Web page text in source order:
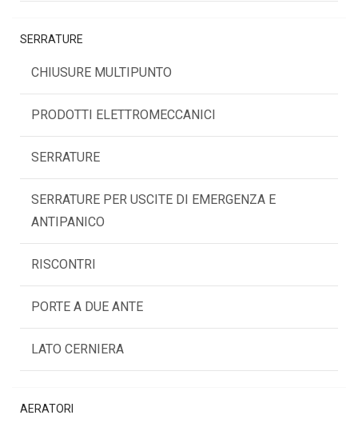
SERRATURE
CHIUSURE MULTIPUNTO
PRODOTTI ELETTROMECCANICI
SERRATURE
SERRATURE PER USCITE DI EMERGENZA E
ANTIPANICO
RISCONTRI
PORTE A DUE ANTE
LATO CERNIERA
AERATORI